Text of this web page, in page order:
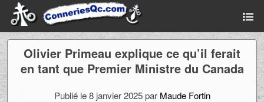
Olivier Primeau explique ce qu’il ferait
en tant que Premier Ministre du Canada
Publié le 8 janvier 2025 par Maude Fortin